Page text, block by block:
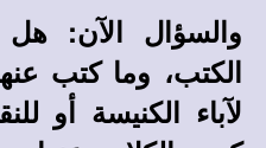
والسؤال الآن:
الكتب، وما كتب
لآباء الكنيسة أو